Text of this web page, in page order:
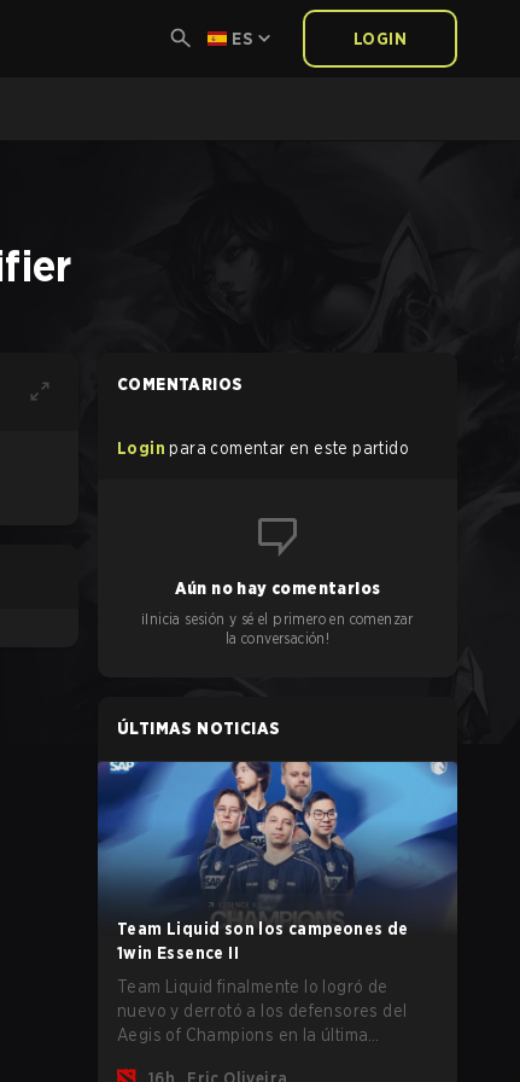
ES LOGIN
COMENTARIOS
Login para comentar en este partido
Aún no hay comentarios
¡Inicia sesión y sé el primero en comenzar
la conversación!
ÚLTIMAS NOTICIAS
Team Liquid son los campeones de
1win Essence II
Team Liquid finalmente lo logró de
nuevo y derrotó a los defensores del
Aegis of Champions en la última